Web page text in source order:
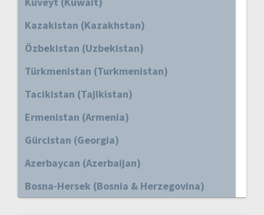
Kazakistan (Kazakhstan)
Özbekistan (Uzbekistan)
Türkmenistan (Turkmenistan)
Tacikistan (Tajikistan)
Ermenistan (Armenia)
Gürcistan (Georgia)
Azerbaycan (Azerbaijan)
Bosna-Hersek (Bosnia & Herzegovina)